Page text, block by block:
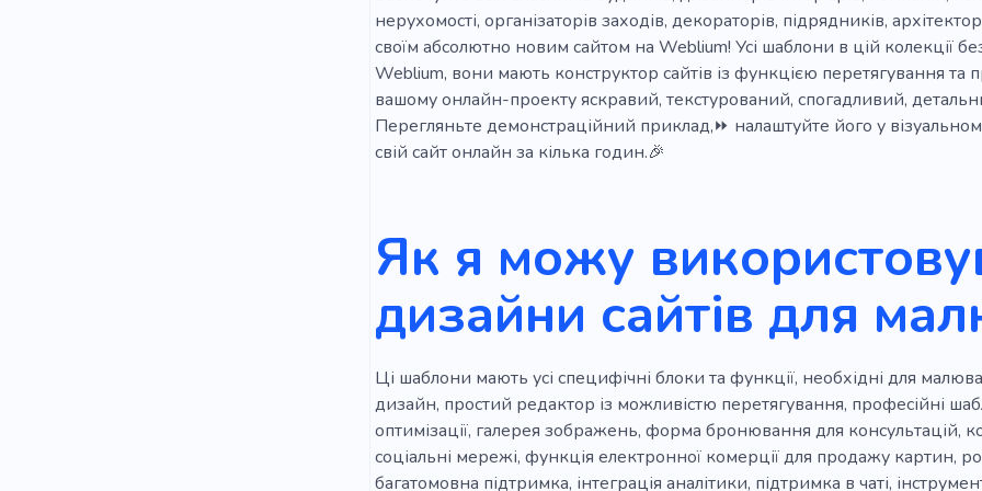
Електрик
Консультація Ремесло Ремонт телефону
Контурна пластика Крем
Маска для
Чорний
Коробка для косметики Шелак Дівчата
Волосся
Гороскоп
нерухомості, організаторів заходів, декораторів, підрядників,
своїм абсолютно новим сайтом на Weblium! Усі шаблони в цій колекції
Weblium, вони мають конструктор сайтів із функцією перетягування
вашому онлайн-проекту яскравий, текстурований, спогадливий,
Перегляньте демонстраційний приклад,⏩ налаштуйте його у
свій сайт онлайн за кілька годин.🎉
Як я можу
дизайни сайтів для
Ці шаблони мають усі специфічні блоки та функції, необхідні для
дизайн, простий редактор із можливістю перетягування, професійні
оптимізації, галерея зображень, форма бронювання для консультацій,
соціальні мережі, функція електронної комерції для продажу картин,
багатомовна підтримка, інтеграція аналітики, підтримка в чаті,